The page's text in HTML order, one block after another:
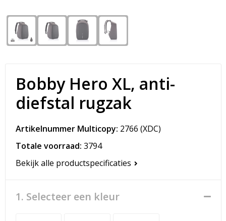
Spellen voor binnen en buiten
Veiligheid, Auto en Fiets
Vrije tijd en Strand
Opvouwbare tassen
Promotietassen
Reistassen
Rugzakken
Sporttassen
Bobby Hero XL, anti-
diefstal rugzak
Artikelnummer Multicopy: 2766 (XDC)
Totale voorraad: 3794
Bekijk alle productspecificaties
1. Selecteer een kleur